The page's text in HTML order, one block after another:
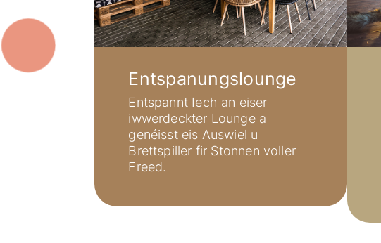
Entspanungslounge
Entspannt Iech an eiser
iwwerdeckter Lounge a
genéisst eis Auswiel u
Brettspiller fir Stonnen voller
Freed.